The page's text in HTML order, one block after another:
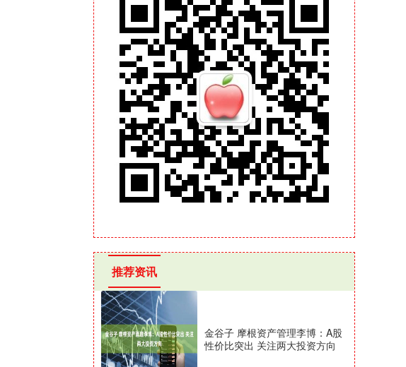
推荐资讯
金谷子 摩根资产管理李博：A股
性价比突出 关注两大投资方向